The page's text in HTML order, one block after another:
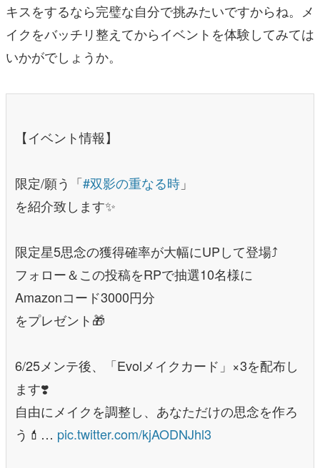
キスをするなら完璧な自分で挑みたいですからね。メ
イクをバッチリ整えてからイベントを体験してみては
いかがでしょうか。
【イベント情報】
限定/願う「#双影の重なる時 」
を紹介致します✨
限定星5思念の獲得確率が大幅にUPして登場⤴️
フォロー＆この投稿をRPで抽選10名様に
Amazonコード3000円分
をプレゼント🎁
6/25メンテ後、「Evolメイクカード」×3を配布し
ます❣️
自由にメイクを調整し、あなただけの思念を作ろ
う💄… pic.twitter.com/kjAODNJhl3